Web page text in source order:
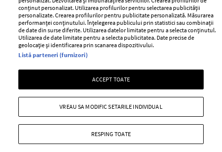
Baby
Retete
Avantaje
Retete practice
Pariază responsabil! Decizia ONJN nr. 821/25.09.2025.
Jocurile de noroc sunt interzise minorilor.
Copyright © 2026 Ringier Romania SRL
conținut personalizat. Utilizarea profilurilor pentru selectarea publicității
personalizate. Crearea profilurilor pentru publicitate personalizată. Măsurarea
performanței conținutului. Înțelegerea publicului prin statistici sau combinații
de date din surse diferite. Utilizarea datelor limitate pentru a selecta conținutul.
Utilizarea de date limitate pentru a selecta publicitatea. Date precise de
geolocație și identificarea prin scanarea dispozitivului.
Listă parteneri (furnizori)
ACCEPT TOATE
RESPING TOATE
VREAU SA MODIFIC SETARILE INDIVIDUAL